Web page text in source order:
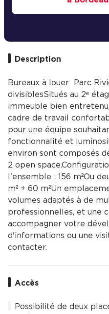
Description
Bureaux à louer  Parc
divisiblesSitués au 2ᵉ
immeuble bien
cadre de travail
pour une équipe
fonctionnalité et
environ sont composés
2 open
l'ensemble : 156 m²Ou
m² + 60 m²Un
volumes adaptés à de
professionnelles, et une
accompagner votre
d'informations ou une
contacter.
Accès
Possibilité de deux